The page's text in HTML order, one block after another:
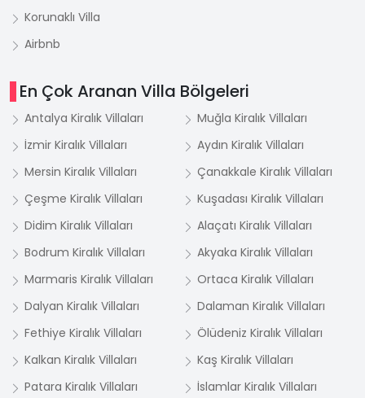
Korunaklı Villa
Airbnb
En Çok Aranan Villa Bölgeleri
Antalya Kiralık Villaları
Muğla Kiralık Villaları
İzmir Kiralık Villaları
Aydın Kiralık Villaları
Mersin Kiralık Villaları
Çanakkale Kiralık Villaları
Çeşme Kiralık Villaları
Kuşadası Kiralık Villaları
Didim Kiralık Villaları
Alaçatı Kiralık Villaları
Bodrum Kiralık Villaları
Akyaka Kiralık Villaları
Marmaris Kiralık Villaları
Ortaca Kiralık Villaları
Dalyan Kiralık Villaları
Dalaman Kiralık Villaları
Fethiye Kiralık Villaları
Ölüdeniz Kiralık Villaları
Kalkan Kiralık Villaları
Kaş Kiralık Villaları
Patara Kiralık Villaları
İslamlar Kiralık Villaları